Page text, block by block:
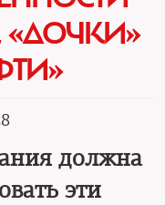
должна
эти